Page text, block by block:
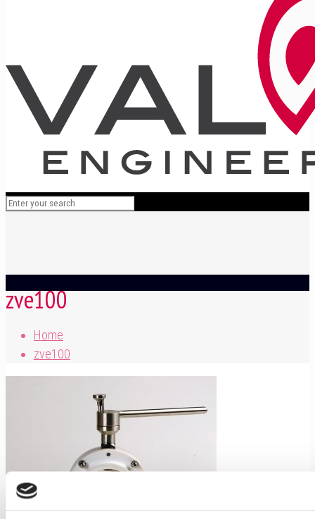
zve100
Home
zve100